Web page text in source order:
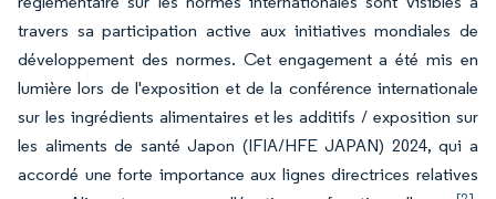
travers sa participation active aux initiatives mondiales de
développement des normes. Cet engagement a été mis en
lumière lors de l'exposition et de la conférence internationale
sur les ingrédients alimentaires et les additifs / exposition sur
les aliments de santé Japon (IFIA/HFE JAPAN) 2024, qui a
accordé une forte importance aux lignes directrices relatives